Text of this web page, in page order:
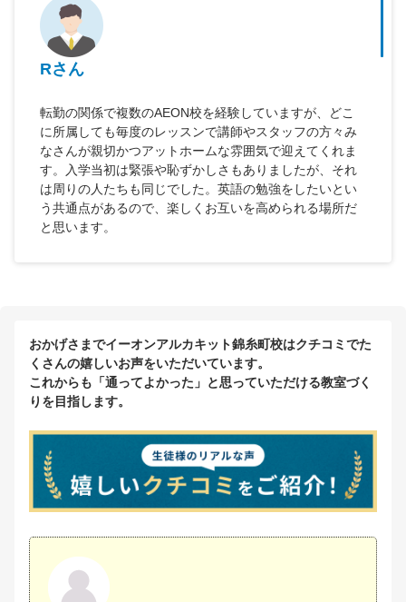
Rさん
転勤の関係で複数のAEON校を経験していますが、どこ
に所属しても毎度のレッスンで講師やスタッフの方々み
なさんが親切かつアットホームな雰囲気で迎えてくれま
す。入学当初は緊張や恥ずかしさもありましたが、それ
は周りの人たちも同じでした。英語の勉強をしたいとい
う共通点があるので、楽しくお互いを高められる場所だ
と思います。
おかげさまでイーオンアルカキット錦糸町校はクチコミでた
くさんの嬉しいお声をいただいています。
これからも「通ってよかった」と思っていただける教室づく
りを目指します。